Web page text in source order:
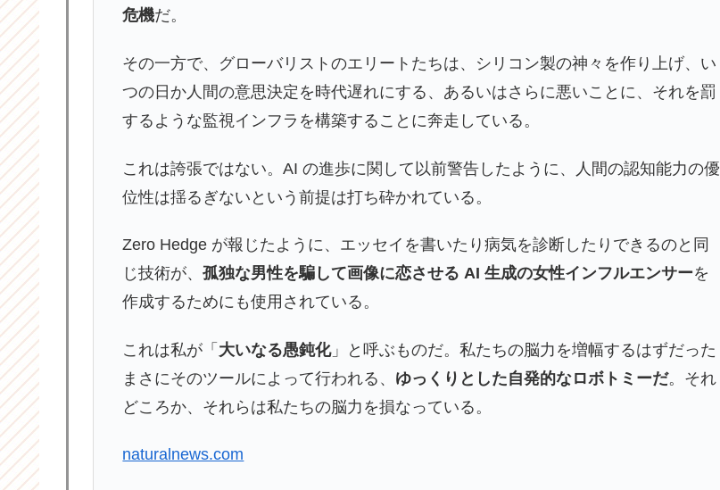
危機だ。
その一方で、グローバリストのエリートたちは、シリコン製の神々を作り上げ、い
つの日か人間の意思決定を時代遅れにする、あるいはさらに悪いことに、それを罰
するような監視インフラを構築することに奔走している。
これは誇張ではない。AI の進歩に関して以前警告したように、人間の認知能力の優
位性は揺るぎないという前提は打ち砕かれている。
Zero Hedge が報じたように、エッセイを書いたり病気を診断したりできるのと同
じ技術が、孤独な男性を騙して画像に恋させる AI 生成の女性インフルエンサーを
作成するためにも使用されている。
これは私が「 大いなる愚鈍化」と呼ぶものだ。私たちの脳力を増幅するはずだった
まさにそのツールによって行われる、 ゆっくりとした自発的なロボトミーだ。それ
どころか、それらは私たちの脳力を損なっている。
naturalnews.com